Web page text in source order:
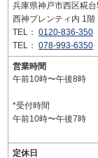
兵庫県神戸市西区糀
西神プレンティ内 1階
TEL： 0120-836-350
TEL： 078-993-6350
営業時間
午前10時〜午後8時
*受付時間
午前10時〜午後7時
定休日